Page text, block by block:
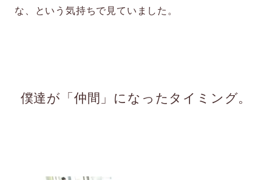
な、という気持ちで見ていました。
僕達が「仲間」になったタイミング。